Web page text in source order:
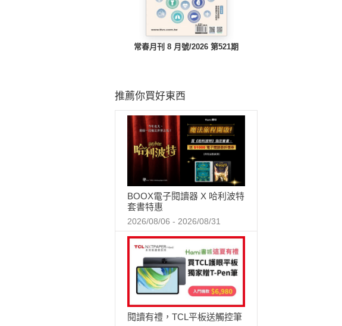
常春月刊 8 月號/2026 第521期
推薦你買好東西
BOOX電子閱讀器 X 哈利波特
套書特惠
2026/08/06 - 2026/08/31
閱讀有禮，TCL平板送觸控筆